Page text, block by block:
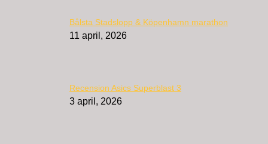
Bålsta Stadslopp & Köpenhamn marathon
11 april, 2026
Recension Asics Superblast 3
3 april, 2026